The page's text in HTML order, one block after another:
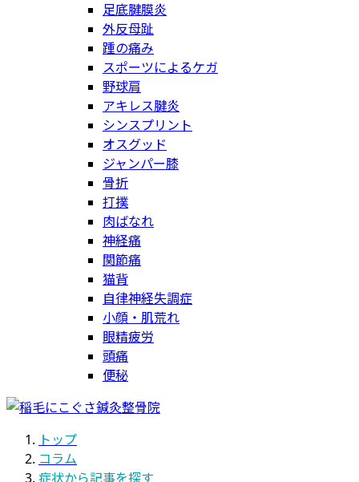
足底腱膜炎
外反母趾
踵の痛み
スポーツによるケガ
野球肩
アキレス腱炎
シンスプリント
オスグッド
ジャンパー膝
骨折
打撲
肉ばなれ
神経痛
関節痛
猫背
自律神経失調症
小顔・肌荒れ
眼精疲労
頭痛
便秘
トップ
コラム
症状から記事を探す